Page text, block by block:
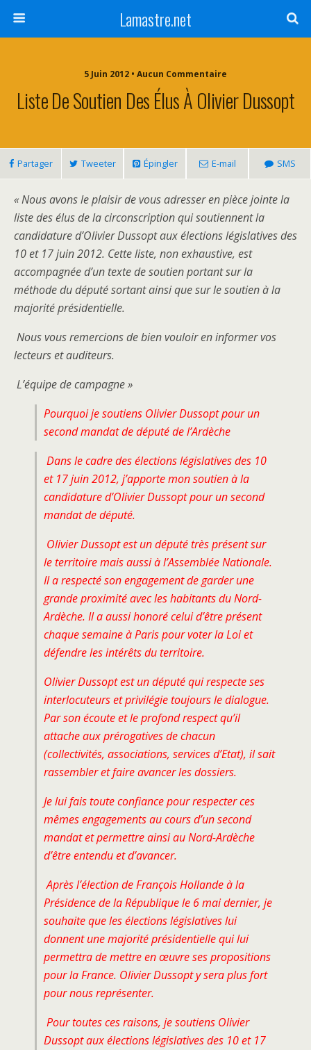
Lamastre.net
5 Juin 2012 • Aucun Commentaire
Liste De Soutien Des Élus À Olivier Dussopt
Partager Tweeter Épingler E-mail SMS
« Nous avons le plaisir de vous adresser en pièce jointe la
liste des élus de la circonscription qui soutiennent la
candidature d’Olivier Dussopt aux élections législatives des
10 et 17 juin 2012. Cette liste, non exhaustive, est
accompagnée d’un texte de soutien portant sur la
méthode du député sortant ainsi que sur le soutien à la
majorité présidentielle.
Nous vous remercions de bien vouloir en informer vos
lecteurs et auditeurs.
L’équipe de campagne »
Pourquoi je soutiens Olivier Dussopt pour un
second mandat de député de l’Ardèche
Dans le cadre des élections législatives des 10
et 17 juin 2012, j’apporte mon soutien à la
candidature d’Olivier Dussopt pour un second
mandat de député.
Olivier Dussopt est un député très présent sur
le territoire mais aussi à l’Assemblée Nationale.
Il a respecté son engagement de garder une
grande proximité avec les habitants du Nord-
Ardèche. Il a aussi honoré celui d’être présent
chaque semaine à Paris pour voter la Loi et
défendre les intérêts du territoire.
Olivier Dussopt est un député qui respecte ses
interlocuteurs et privilégie toujours le dialogue.
Par son écoute et le profond respect qu’il
attache aux prérogatives de chacun
(collectivités, associations, services d’Etat), il sait
rassembler et faire avancer les dossiers.
Je lui fais toute confiance pour respecter ces
mêmes engagements au cours d’un second
mandat et permettre ainsi au Nord-Ardèche
d’être entendu et d’avancer.
Après l’élection de François Hollande à la
Présidence de la République le 6 mai dernier, je
souhaite que les élections législatives lui
donnent une majorité présidentielle qui lui
permettra de mettre en œuvre ses propositions
pour la France. Olivier Dussopt y sera plus fort
pour nous représenter.
Pour toutes ces raisons, je soutiens Olivier
Dussopt aux élections législatives des 10 et 17